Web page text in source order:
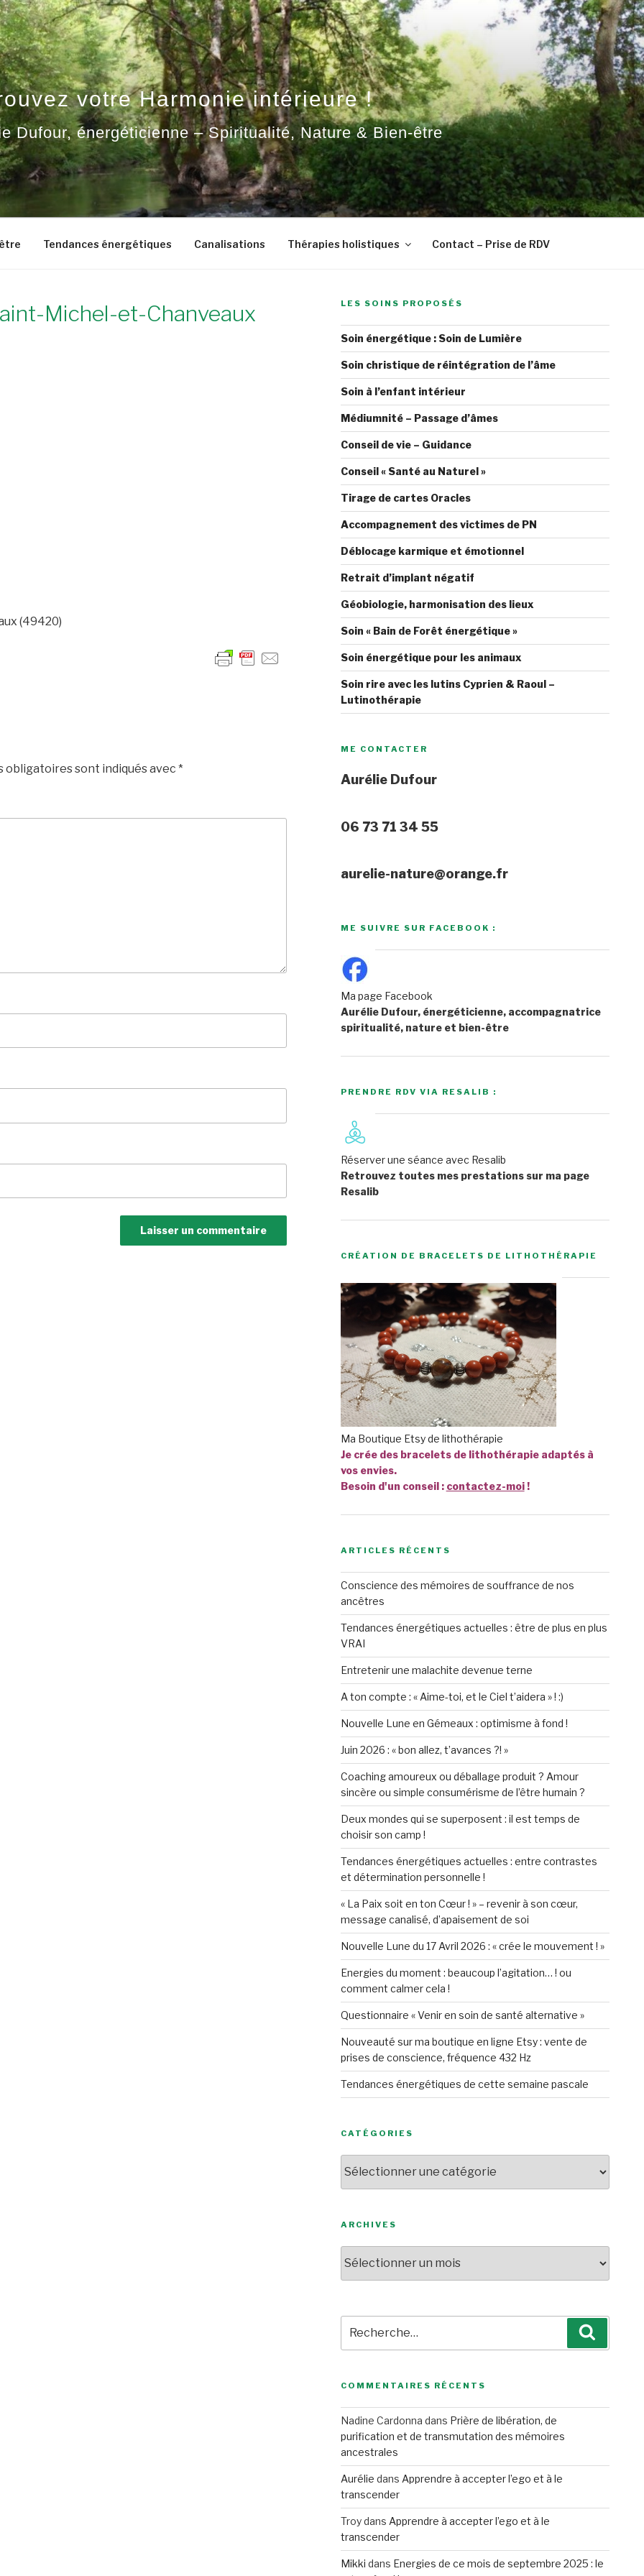
votre Harmonie intérieure !
Dufour, énergéticienne – Spiritualité, Nature & Bien-être
Tendances énergétiques Canalisations Thérapies holistiques Contact – Prise de RDV
Michel-et-Chanveaux
(49420)
obligatoires sont indiqués avec *
LES SOINS PROPOSÉS
Soin énergétique : Soin de Lumière
Soin christique de réintégration de l’âme
Soin à l’enfant intérieur
Médiumnité – Passage d’âmes
Conseil de vie – Guidance
Conseil « Santé au Naturel »
Tirage de cartes Oracles
Accompagnement des victimes de PN
Déblocage karmique et émotionnel
Retrait d’implant négatif
Géobiologie, harmonisation des lieux
Soin « Bain de Forêt énergétique »
Soin énergétique pour les animaux
Soin rire avec les lutins Cyprien & Raoul –
Lutinothérapie
ME CONTACTER
Aurélie Dufour
06 73 71 34 55
aurelie-nature@orange.fr
ME SUIVRE SUR FACEBOOK :
Ma page Facebook
Aurélie Dufour, énergéticienne, accompagnatrice
spiritualité, nature et bien-être
PRENDRE RDV VIA RESALIB :
Réserver une séance avec Resalib
Retrouvez toutes mes prestations sur ma page
Resalib
CRÉATION DE BRACELETS DE LITHOTHÉRAPIE
Ma Boutique Etsy de lithothérapie
Je crée des bracelets de lithothérapie adaptés à
vos envies.
Besoin d'un conseil : contactez-moi!
ARTICLES RÉCENTS
Conscience des mémoires de souffrance de nos
ancêtres
Tendances énergétiques actuelles : être de plus en plus
VRAI
Entretenir une malachite devenue terne
A ton compte : « Aime-toi, et le Ciel t’aidera » ! :)
Nouvelle Lune en Gémeaux : optimisme à fond !
Juin 2026 : « bon allez, t’avances ?! »
Coaching amoureux ou déballage produit ? Amour
sincère ou simple consumérisme de l’être humain ?
Deux mondes qui se superposent : il est temps de
choisir son camp !
Tendances énergétiques actuelles : entre contrastes
et détermination personnelle !
« La Paix soit en ton Cœur ! » – revenir à son cœur,
message canalisé, d’apaisement de soi
Nouvelle Lune du 17 Avril 2026 : « crée le mouvement ! »
Energies du moment : beaucoup l’agitation… ! ou
comment calmer cela !
Questionnaire « Venir en soin de santé alternative »
Nouveauté sur ma boutique en ligne Etsy : vente de
prises de conscience, fréquence 432 Hz
Tendances énergétiques de cette semaine pascale
CATÉGORIES
ARCHIVES
pour
:
COMMENTAIRES RÉCENTS
Nadine Cardonna dans Prière de libération, de
purification et de transmutation des mémoires
ancestrales
Aurélie dans Apprendre à accepter l’ego et à le
transcender
Troydans Apprendre à accepter l’ego et à le
transcender
Mikki dans Energies de ce mois de septembre 2025 : le